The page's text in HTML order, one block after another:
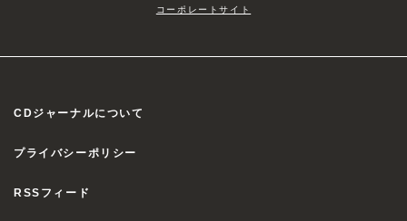
コーポレートサイト
CDジャーナルについて
プライバシーポリシー
RSSフィード